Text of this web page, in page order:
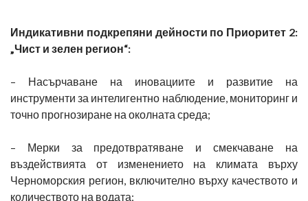
Индикативни подкрепяни дейности по Приоритет 2:
„Чист и зелен регион“:
– Насърчаване на иновациите и развитие на
инструменти за интелигентно наблюдение, мониторинг и
точно прогнозиране на околната среда;
– Мерки за предотвратяване и смекчаване на
въздействията от изменението на климата върху
Черноморския регион, включително върху качеството и
количеството на водата;